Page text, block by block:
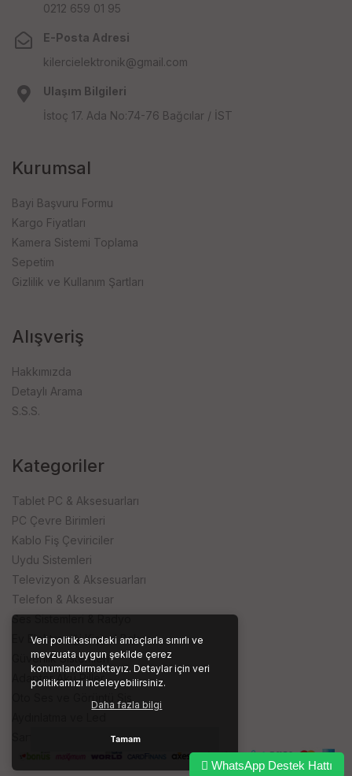
Veri politikasındaki amaçlarla sınırlı ve
mevzuata uygun şekilde çerez
konumlandırmaktayız. Detaylar için veri
politikamızı inceleyebilirsiniz.
Daha fazla bilgi
Tamam
0212 659 01 95
E-Posta Adresi
kilercielektronik@gmail.com
Ulaşım Bilgileri
İstoç 17. Ada No:74-76 Bağcılar / İST
Kurumsal
Bayi Başvuru Formu
Kargo Fiyatları
Kamera Sistemi Toplama
Sepetim
Gizlilik ve Kullanım Şartları
Alışveriş
Hakkımızda
Detaylı Arama
S.S.S.
Kategoriler
Tablet PC & Aksesuarları
PC Çevre Birimleri
Kablo Fiş Çeviriciler
Uydu Sistemleri
Televizyon & Aksesuarları
Telefon & Aksesuar
Ses Sistemleri & Radyo
Ev Elektroniği Kişisel Bakım
Güvenlik Sistemleri
Adaptör Akü Piller
Sarf ve İşyeri Ürünleri
WhatsApp Destek Hattı